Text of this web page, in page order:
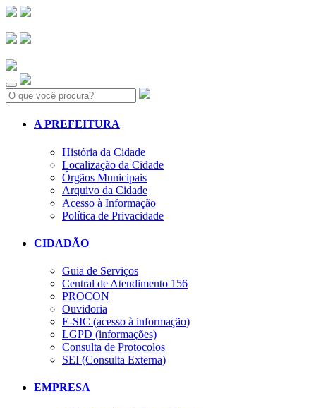
Search:
A PREFEITURA
História da Cidade
Localização da Cidade
Órgãos Municipais
Arquivo da Cidade
Acesso à Informação
Política de Privacidade
CIDADÃO
Guia de Serviços
Central de Atendimento 156
PROCON
Ouvidoria
E-SIC (acesso à informação)
LGPD (informações)
Consulta de Protocolos
SEI (Consulta Externa)
EMPRESA